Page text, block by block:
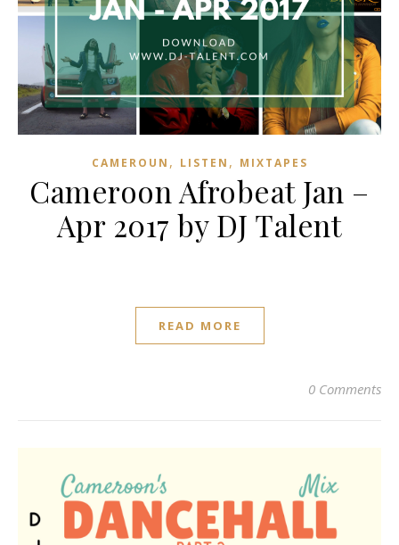
CAMEROUN , LISTEN , MIXTAPES
Cameroon Afrobeat Jan –
Apr 2017 by DJ Talent
READ MORE
0 Comments